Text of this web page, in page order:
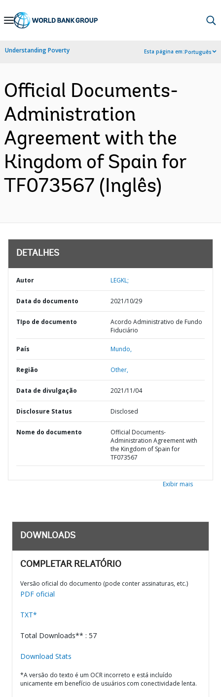
Skip
Navigation
Understanding Poverty Esta página em:Português
Official Documents-
Administration
Agreement with the
Kingdom of Spain for
TF073567 (Inglês)
DETALHES
Autor LEGKL;
Data do documento 2021/10/29
TIpo de documento
Acordo Administrativo de Fundo
Fiduciário
País Mundo,
Região Other,
Data de divulgação 2021/11/04
Disclosure Status Disclosed
Nome do documento
Official Documents-
Administration Agreement with
the Kingdom of Spain for
TF073567
Exibir mais
DOWNLOADS
COMPLETAR RELATÓRIO
Versão oficial do documento (pode conter assinaturas, etc.)
PDF oficial
TXT*
Total Downloads** : 57
Download Stats
*A versão do texto é um OCR incorreto e está incluído
unicamente em benefício de usuários com conectividade lenta.